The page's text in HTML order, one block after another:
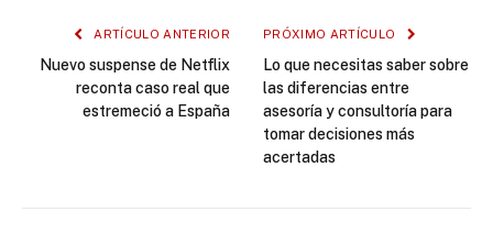
ARTÍCULO ANTERIOR
Nuevo suspense de Netflix
reconta caso real que
estremeció a España
PRÓXIMO ARTÍCULO
Lo que necesitas saber sobre
las diferencias entre
asesoría y consultoría para
tomar decisiones más
acertadas